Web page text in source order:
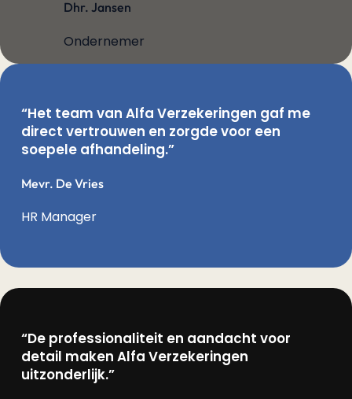
Dhr. Jansen
Ondernemer
“Het team van Alfa Verzekeringen gaf me
direct vertrouwen en zorgde voor een
soepele afhandeling.”
Mevr. De Vries
HR Manager
“De professionaliteit en aandacht voor
detail maken Alfa Verzekeringen
uitzonderlijk.”